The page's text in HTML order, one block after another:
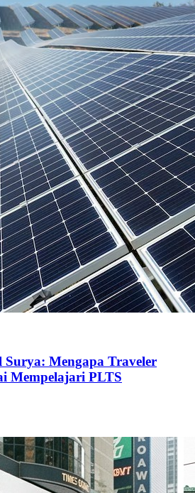
Surya: Mengapa Traveler
Mempelajari PLTS